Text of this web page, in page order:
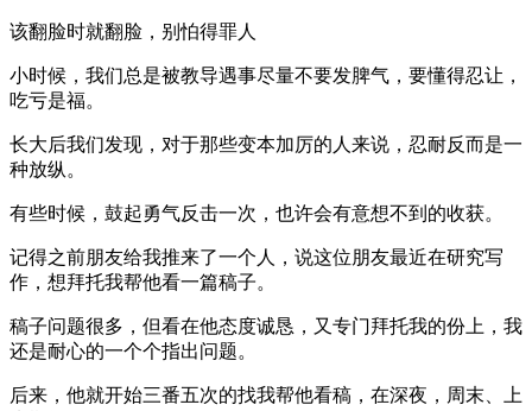
该翻脸时就翻脸，别怕得罪人
小时候，我们总是被教导遇事尽量不要发脾气，要懂得忍让，
吃亏是福。
长大后我们发现，对于那些变本加厉的人来说，忍耐反而是一
种放纵。
有些时候，鼓起勇气反击一次，也许会有意想不到的收获。
记得之前朋友给我推来了一个人，说这位朋友最近在研究写
作，想拜托我帮他看一篇稿子。
稿子问题很多，但看在他态度诚恳，又专门拜托我的份上，我
还是耐心的一个个指出问题。
后来，他就开始三番五次的找我帮他看稿，在深夜，周末、上